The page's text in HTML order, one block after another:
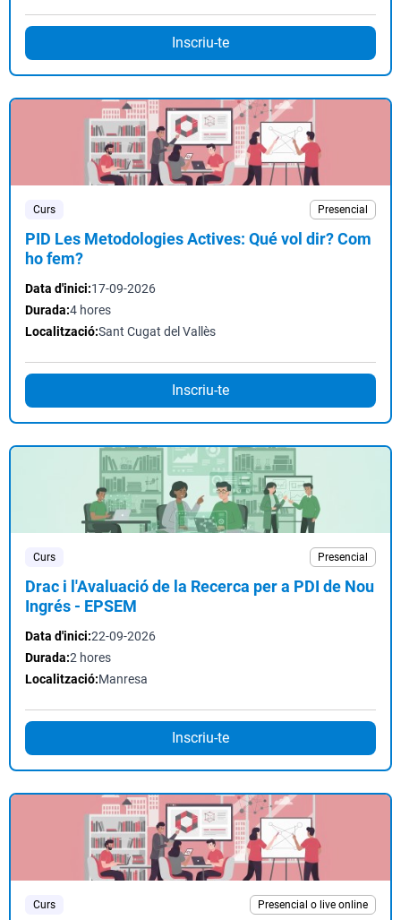
Inscriu-te
Curs Presencial
PID Les Metodologies Actives: Qué vol dir? Com
ho fem?
Data d'inici:17-09-2026
Durada:4 hores
Localització:Sant Cugat del Vallès
Inscriu-te
Curs Presencial
Drac i l'Avaluació de la Recerca per a PDI de Nou
Ingrés - EPSEM
Data d'inici:22-09-2026
Durada:2 hores
Localització:Manresa
Inscriu-te
Curs Presencial o live online